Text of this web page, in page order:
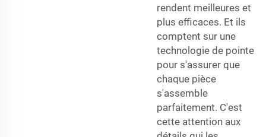
rendent meilleures et
plus efficaces. Et ils
comptent sur une
technologie de pointe
pour s'assurer que
chaque pièce
s'assemble
parfaitement. C'est
cette attention aux